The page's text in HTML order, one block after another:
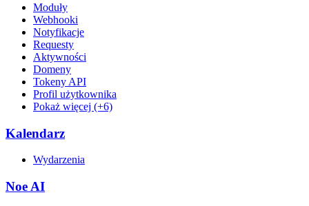
Moduły
Webhooki
Notyfikacje
Requesty
Aktywności
Domeny
Tokeny API
Profil użytkownika
Pokaż więcej (+6)
Kalendarz
Wydarzenia
Noe AI